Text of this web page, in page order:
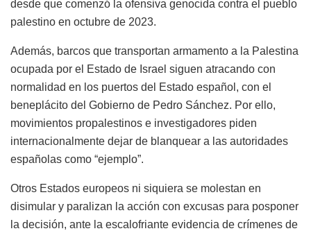
desde que comenzó la ofensiva genocida contra el pueblo
palestino en octubre de 2023.
Además, barcos que transportan armamento a la Palestina
ocupada por el Estado de Israel siguen atracando con
normalidad en los puertos del Estado español, con el
beneplácito del Gobierno de Pedro Sánchez. Por ello,
movimientos propalestinos e investigadores piden
internacionalmente dejar de blanquear a las autoridades
españolas como “ejemplo”.
Otros Estados europeos ni siquiera se molestan en
disimular y paralizan la acción con excusas para posponer
la decisión, ante la escalofriante evidencia de crímenes de